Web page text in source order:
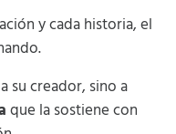
y cada historia, el
su creador, sino a
que la sostiene con